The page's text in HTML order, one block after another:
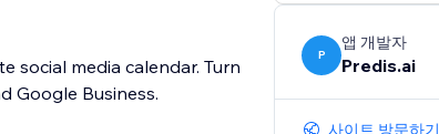
social media calendar. Turn
Google Business.
P
앱 개발자
Predis.ai
사이트 방문하기